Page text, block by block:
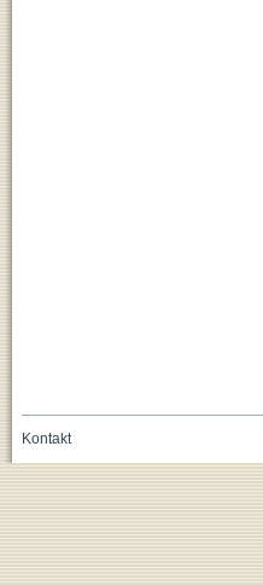
Kontakt